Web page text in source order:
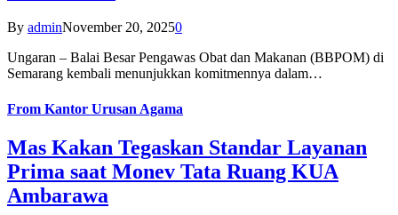
By adminNovember 20, 20250
Ungaran – Balai Besar Pengawas Obat dan Makanan (BBPOM) di
Semarang kembali menunjukkan komitmennya dalam…
From Kantor Urusan Agama
Mas Kakan Tegaskan Standar Layanan
Prima saat Monev Tata Ruang KUA
Ambarawa